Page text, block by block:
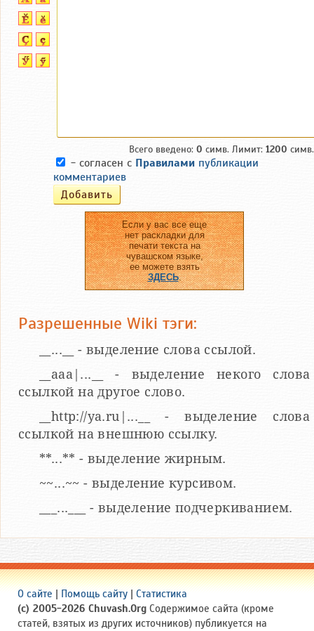
Всего введено: 0 симв. Лимит: 1200 симв.
- согласен с Правилами публикации
комментариев
Если у вас все еще
нет раскладки для
печати текста на
чувашском языке,
ее можете взять
ЗДЕСЬ.
Разрешенные Wiki тэги:
__...__ - выделение слова ссылой.
__aaa|...__ - выделение некого слова
ссылкой на другое слово.
__http://ya.ru|...__ - выделение слова
ссылкой на внешнюю ссылку.
**...** - выделение жирным.
~~...~~ - выделение курсивом.
___...___ - выделение подчеркиванием.
О сайте | Помощь сайту | Статистика
(c) 2005-2026 Chuvash.Org Содержимое сайта (кроме
статей, взятых из других источников) публикуется на